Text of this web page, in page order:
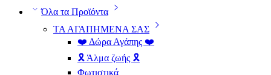
Όλα τα Προϊόντα
ΤΑ ΑΓΑΠΗΜΕΝΑ ΣΑΣ
❤️ Δώρα Αγάπης ❤️
🎗️ Άλμα ζωής 🎗️
Φωτιστικά